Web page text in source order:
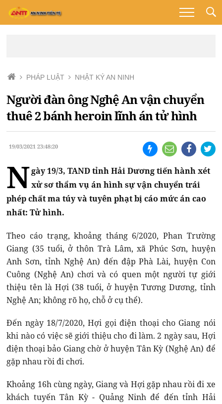
PHÁP LUẬT NHẬT KÝ AN NINH
Người đàn ông Nghệ An vận chuyển
thuê 2 bánh heroin lĩnh án tử hình
19/03/2021 23:48:20
Ngày 19/3, TAND tỉnh Hải Dương tiến hành xét
xử sơ thẩm vụ án hình sự vận chuyển trái
phép chất ma túy và tuyên phạt bị cáo mức án cao
nhất: Tử hình.
Theo cáo trạng, khoảng tháng 6/2020, Phan Trường
Giang (35 tuổi, ở thôn Trà Lâm, xã Phúc Sơn, huyện
Anh Sơn, tỉnh Nghệ An) đến đập Phà Lài, huyện Con
Cuông (Nghệ An) chơi và có quen một người tự giới
thiệu tên là Hợi (38 tuổi, ở huyện Tương Dương, tỉnh
Nghệ An; không rõ họ, chỗ ở cụ thể).
Đến ngày 18/7/2020, Hợi gọi điện thoại cho Giang nói
khi nào có việc sẽ giới thiệu cho đi làm. 2 ngày sau, Hợi
điện thoại bảo Giang chờ ở huyện Tân Kỳ (Nghệ An) để
gặp nhau rồi đi chơi.
Khoảng 16h cùng ngày, Giang và Hợi gặp nhau rồi đi xe
khách tuyến Tân Kỳ - Quảng Ninh để đến tỉnh Hải